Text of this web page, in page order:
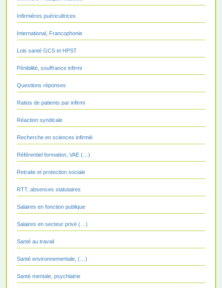
Infirmières puéricultrices
International, Francophonie
Lois santé GCS et HPST
Pénibilité, souffrance infirmi
Questions réponses
Ratios de patients par infirmi
Réaction syndicale
Recherche en sciences infirmiè
Référentiel formation, VAE (…)
Retraite et protection sociale
RTT, absences statutaires
Salaires en fonction publique
Salaires en secteur privé (…)
Santé au travail
Santé environnementale, (…)
Santé mentale, psychiatrie